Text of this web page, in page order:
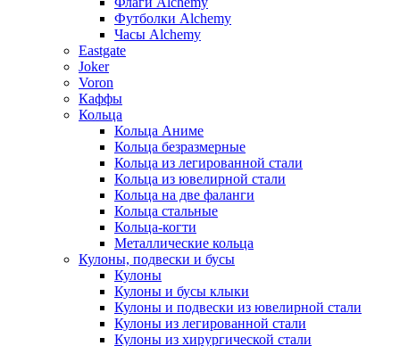
Футболки Alchemy
Часы Alchemy
Eastgate
Joker
Voron
Каффы
Кольца
Кольца Аниме
Кольца безразмерные
Кольца из легированной стали
Кольца из ювелирной стали
Кольца на две фаланги
Кольца стальные
Кольца-когти
Металлические кольца
Кулоны, подвески и бусы
Кулоны
Кулоны и бусы клыки
Кулоны и подвески из ювелирной стали
Кулоны из легированной стали
Кулоны из хирургической стали